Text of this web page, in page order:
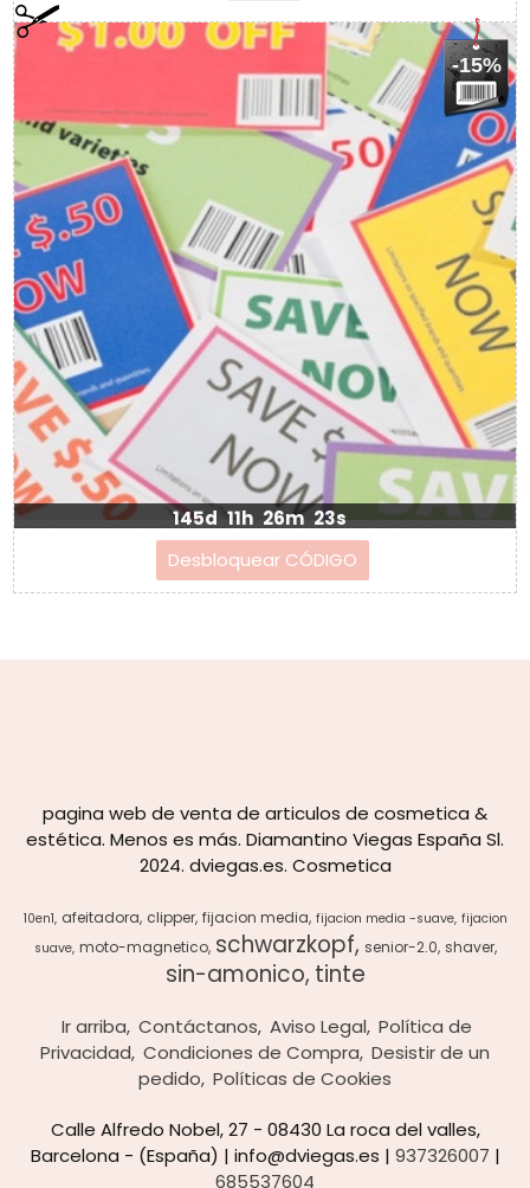
-15%
145d 11h 26m 23s
pagina web de venta de articulos de cosmetica &
estética. Menos es más. Diamantino Viegas España Sl.
2024. dviegas.es. Cosmetica
10en1 afeitadora clipper fijacion media fijacion media -suave fijacion
suave moto-magnetico schwarzkopf senior-2.0 shaver
sin-amonico tinte
Ir arriba Contáctanos Aviso Legal Política de
Privacidad Condiciones de Compra Desistir de un
pedido Políticas de Cookies
Calle Alfredo Nobel, 27 - 08430 La roca del valles,
Barcelona - (España) | info@dviegas.es | 937326007 |
685537604